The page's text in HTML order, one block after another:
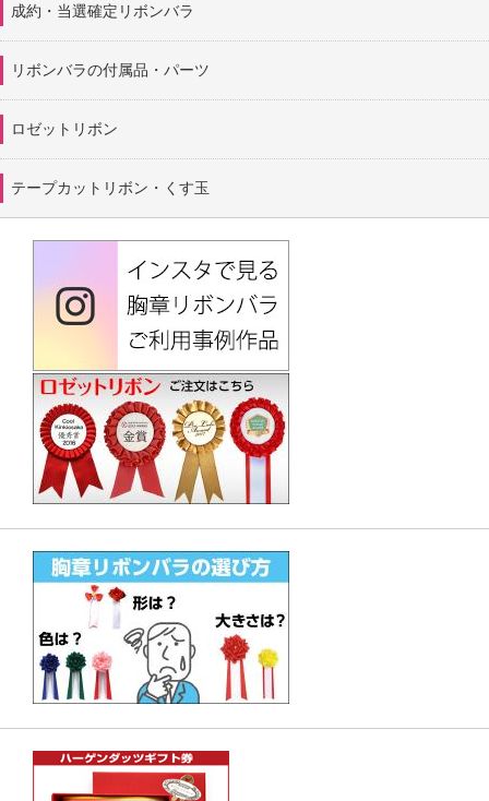
成約・当選確定リボンバラ
リボンバラの付属品・パーツ
ロゼットリボン
テープカットリボン・くす玉